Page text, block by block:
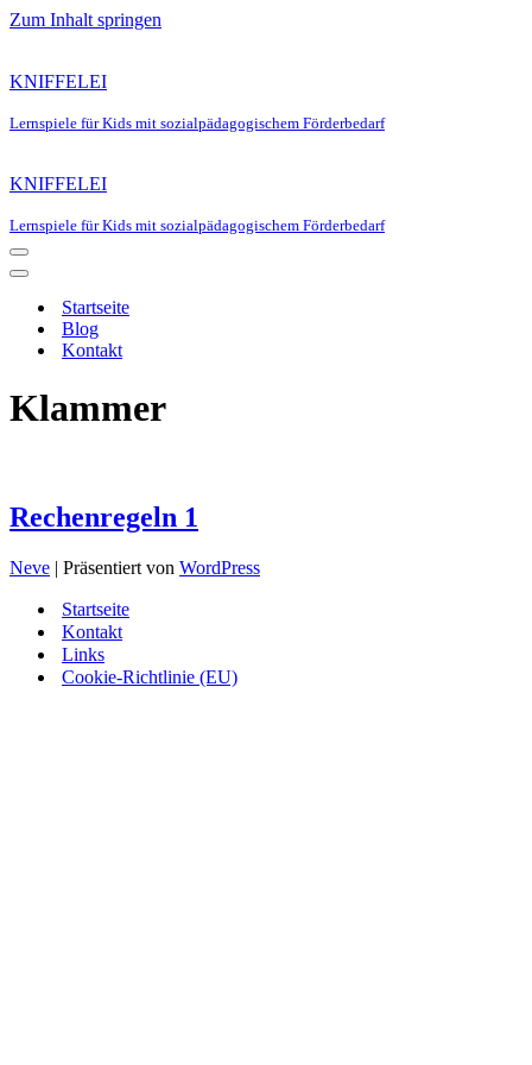
Zum Inhalt springen
KNIFFELEI
Lernspiele für Kids mit sozialpädagogischem Förderbedarf
KNIFFELEI
Lernspiele für Kids mit sozialpädagogischem Förderbedarf
Navigationsmenü
Navigationsmenü
Startseite
Blog
Kontakt
Klammer
Rechenregeln 1
Neve | Präsentiert von WordPress
Startseite
Kontakt
Links
Cookie-Richtlinie (EU)